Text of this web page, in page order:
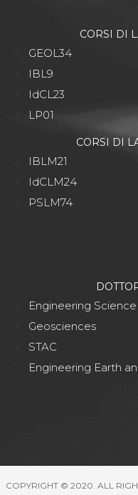
CORSI DI
GEOL34
IBL9
IdCL23
LP01
CORSI DI
IBLM21
IdCLM24
PSLM74
Engineering Science
Geosciences
STAC
Engineering Earth
COPYRIGHT © 2020. ALL